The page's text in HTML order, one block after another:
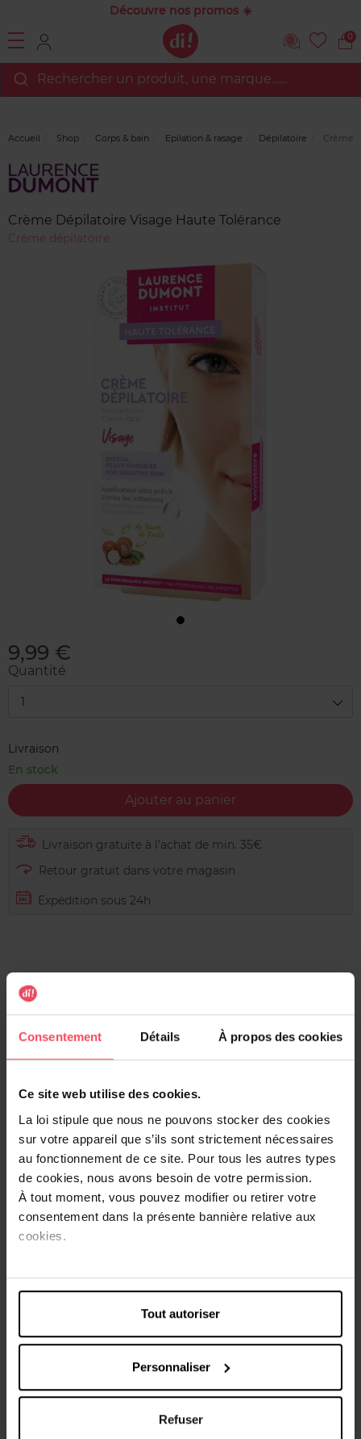
Consentement Détails À propos des cookies
Ce site web utilise des cookies.
La loi stipule que nous ne pouvons stocker des cookies
sur votre appareil que s’ils sont strictement nécessaires
au fonctionnement de ce site. Pour tous les autres types
de cookies, nous avons besoin de votre permission.
À tout moment, vous pouvez modifier ou retirer votre
consentement dans la présente bannière relative aux
cookies.
Tout autoriser
Personnaliser
Refuser
Découvre nos promos ☀️
0
Rechercher un produit, une marque…...
Accueil Shop Corps & bain Epilation & rasage Dépilatoire Crème
Marque
Crème Dépilatoire Visage Haute Tolérance
Crème dépilatoire
9,99 €
Quantité
1
Livraison
En stock
Ajouter au panier
Livraison gratuite à l'achat de min. 35€
Retour gratuit dans votre magasin
Expédition sous 24h
Description
déséquilibrée, la crème dépilatoire a été créée pour
éliminer efficacement les poils, tout en respectant les
épilation parfaite et une peau incroyablement douce. Et
pour une finition parfaite, le soin apaisant Laurence
Dumont ressource votre peau et unifie votre teint.
La crème dépilatoire Laurence Dumont contient un actif
EPIL ABSORB™ qui neutralise la mauvaise odeur associée
aux crèmes dépilatoires.
Conseils d'utilisation
1 tube de crème dépilatoire.
1 soin apaisant.
1 notice d'utilisation.
Lisez attentivement les précautions d'emploi inscrites sur
la notice avant la première utilisation.